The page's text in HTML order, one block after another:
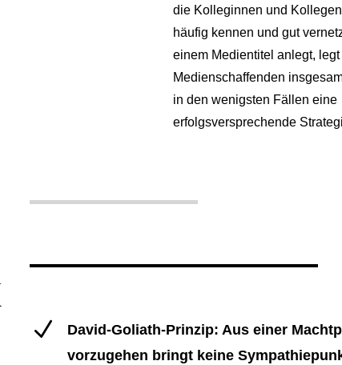
die Kolleginnen und
häufig kennen und gut
einem Medientitel anlegt,
Medienschaffenden
in den wenigsten Fällen eine
erfolgsversprechende
N
David-Goliath-Prinzip: Aus einer
vorzugehen bringt keine